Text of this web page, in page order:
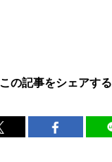
この記事をシェアする